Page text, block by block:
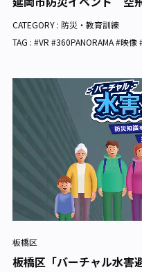
CATEGORY : 防災・教育訓練
TAG : #VR #360PANORAMA #映
板橋区
板橋区「バーチャル水害